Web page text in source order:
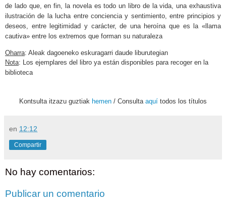
de lado que, en fin, la novela es todo un libro de la vida, una exhaustiva
ilustración de la lucha entre conciencia y sentimiento, entre principios y
deseos, entre legitimidad y carácter, de una heroína que es la «llama
cautiva» entre los extremos que forman su naturaleza
Oharra: Aleak dagoeneko eskuragarri daude liburutegian
Nota: Los ejemplares del libro ya están disponibles para recoger en la
biblioteca
Kontsulta itzazu guztiak hemen / Consulta aquí todos los títulos
en 12:12
Compartir
No hay comentarios:
Publicar un comentario